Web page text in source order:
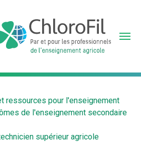
ressources pour l'enseignement
de l'enseignement secondaire
supérieur agricole